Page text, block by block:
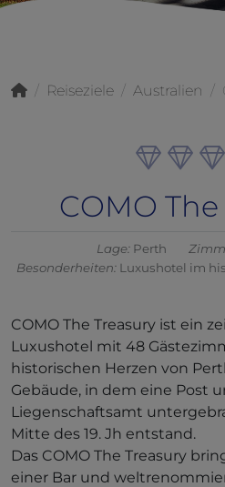
Reiseziele Australien
COMO
Lage: Perth
Besonderheiten: Luxushotel im
COMO The Treasury ist ein
Luxushotel mit 48
historischen Herzen von
Gebäude, in dem eine Post
Liegenschaftsamt
Mitte des 19. Jh entstand.
Das COMO The Treasury
einer Bar und